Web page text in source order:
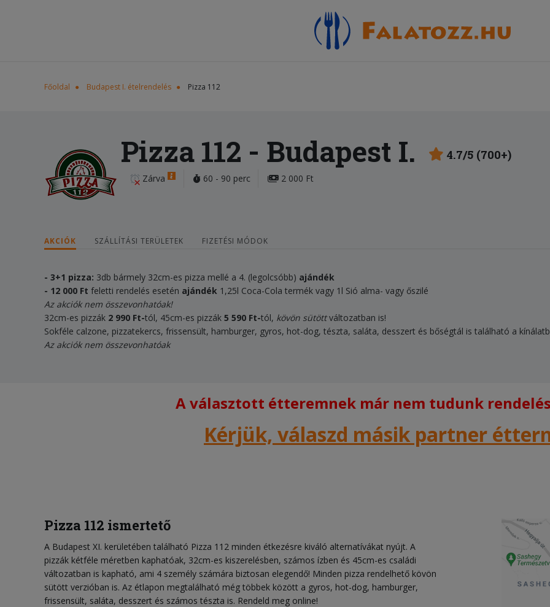
Főoldal Budapest I. ételrendelés Pizza 112
Pizza 112 - Budapest I. 4.7/5 (700+)
Zárva 60 - 90 perc 2 000 Ft
AKCIÓK SZÁLLÍTÁSI TERÜLETEK FIZETÉSI MÓDOK
- 3+1 pizza: 3db bármely 32cm-es pizza mellé a 4. (legolcsóbb) ajándék
- 12 000 Ft feletti rendelés esetén ajándék 1,25l Coca-Cola termék vagy 1l Sió alma- vagy őszilé
Az akciók nem összevonhatóak!
32cm-es pizzák 2 990 Ft-tól, 45cm-es pizzák 5 590 Ft-tól, kövön sütöttváltozatban is!
Sokféle calzone, pizzatekercs, frissensült, hamburger, gyros, hot-dog, tészta, saláta, desszert és bőségtál is található a
Az akciók nem összevonhatóak
A választott étteremnek már nem tudunk
Kérjük, válaszd másik partner
Pizza 112 ismertető
A Budapest XI. kerületében található Pizza 112 minden étkezésre kiváló alternatívákat nyújt. A
pizzák kétféle méretben kaphatóak, 32cm-es kiszerelésben, számos ízben és 45cm-es családi
változatban is kapható, ami 4 személy számára biztosan elegendő! Minden pizza rendelhető kövön
sütött verzióban is. Az étlapon megtalálható még többek között a gyros, hot-dog, hamburger,
frissensült, saláta, desszert és számos tészta is. Rendeld meg online!